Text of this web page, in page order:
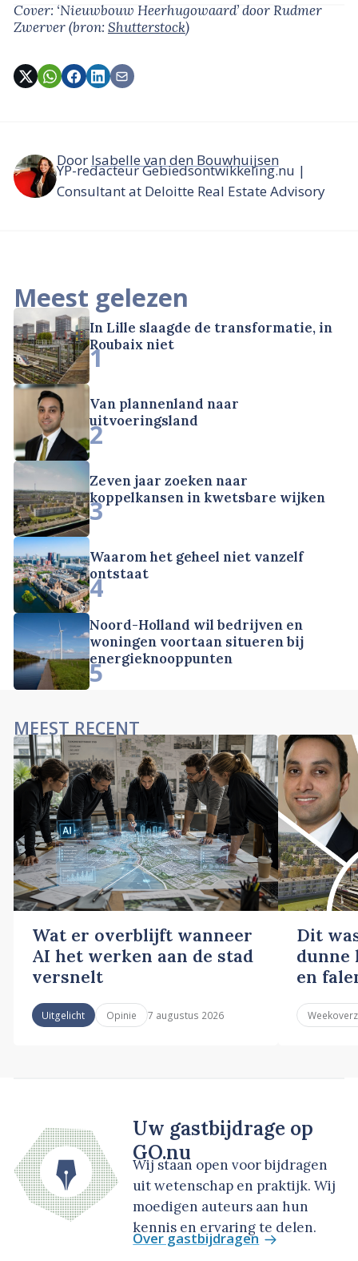
Cover: ‘Nieuwbouw Heerhugowaard’door Rudmer
Zwerver(bron: Shutterstock)
Door Isabelle van den Bouwhuijsen
YP-redacteur Gebiedsontwikkeling.nu |
Consultant at Deloitte Real Estate Advisory
Meest gelezen
In Lille slaagde de transformatie, in
Roubaix niet
1
Van plannenland naar
uitvoeringsland
2
Zeven jaar zoeken naar
koppelkansen in kwetsbare wijken
3
Waarom het geheel niet vanzelf
ontstaat
4
Noord-Holland wil bedrijven en
woningen voortaan situeren bij
energieknooppunten
5
MEEST RECENT
Wat er overblijft wanneer
AI het werken aan de stad
versnelt
Uitgelicht Opinie 7 augustus 2026
Dit
dunne
en
Uw gastbijdrage op
GO.nu
Wij staan open voor bijdragen
uit wetenschap en praktijk. Wij
moedigen auteurs aan hun
kennis en ervaring te delen.
Over gastbijdragen